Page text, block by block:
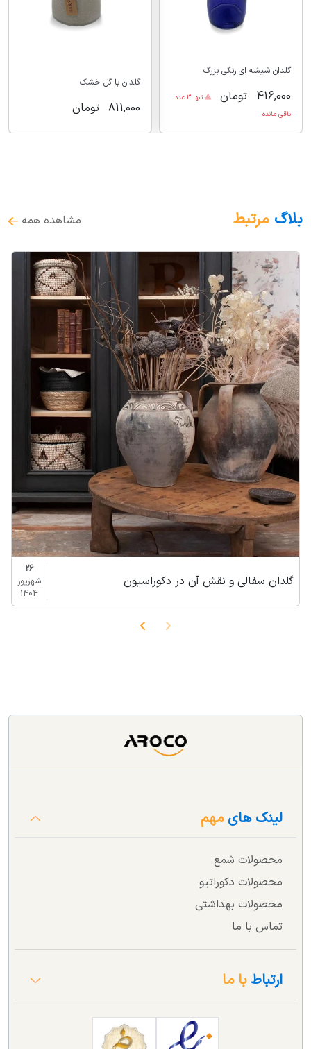
گلدان شیشه ای رنگی بزرگ
416,000 تومان
تنها 3 عدد
باقی مانده
گلدان با گل خشک
811,000 تومان
بلاگ مرتبط مشاهده همه
گلدان سفالی و نقش آن در دکوراسیون
26
شهریور
1404
لینک هایمهم
محصولات شمع
محصولات دکوراتیو
محصولات بهداشتی
تماس با ما
ارتباطبا ما